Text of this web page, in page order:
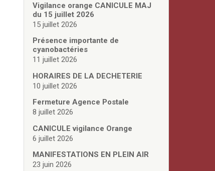
Vigilance orange CANICULE MAJ
du 15 juillet 2026
15 juillet 2026
Présence importante de
cyanobactéries
11 juillet 2026
HORAIRES DE LA DECHETERIE
10 juillet 2026
Fermeture Agence Postale
8 juillet 2026
CANICULE vigilance Orange
6 juillet 2026
MANIFESTATIONS EN PLEIN AIR
23 juin 2026